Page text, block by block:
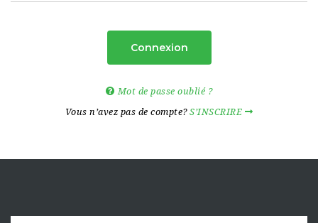
Connexion
Mot de passe oublié ?
Vous n’avez pas de compte?S’INSCRIRE